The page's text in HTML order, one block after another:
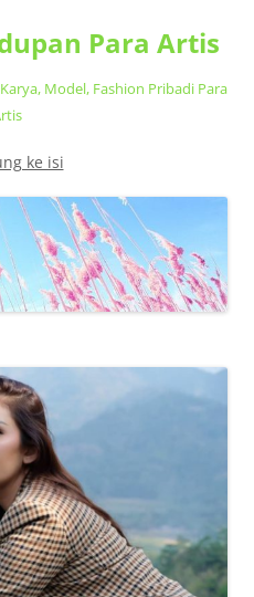
Para Artis
Model, Fashion Pribadi Para
ke isi